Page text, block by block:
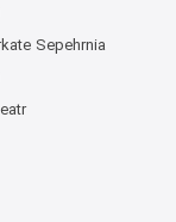
Sepehrnia